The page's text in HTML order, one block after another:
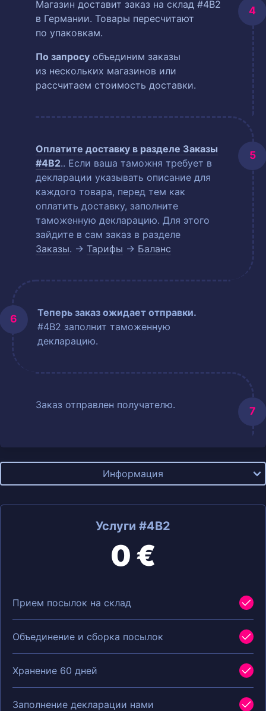
Магазин доставит заказ на склад #4B2
в Германии. Товары пересчитают
по упаковкам.
По запросу объединим заказы
из нескольких магазинов или
рассчитаем стоимость доставки.
Оплатите доставку в разделе Заказы
#4B2.. Если ваша таможня требует в
декларации указывать описание для
каждого товара, перед тем как
оплатить доставку, заполните
таможенную декларацию. Для этого
зайдите в сам заказ в разделе
Заказы. → Тарифы → Баланс
Теперь заказ ожидает отправки.
#4B2 заполнит таможенную
декларацию.
Заказ отправлен получателю.
Информация
Услуги #4B2
0 €
Прием посылок на склад
Объединение и сборка посылок
Хранение 60 дней
Заполнение декларации нами